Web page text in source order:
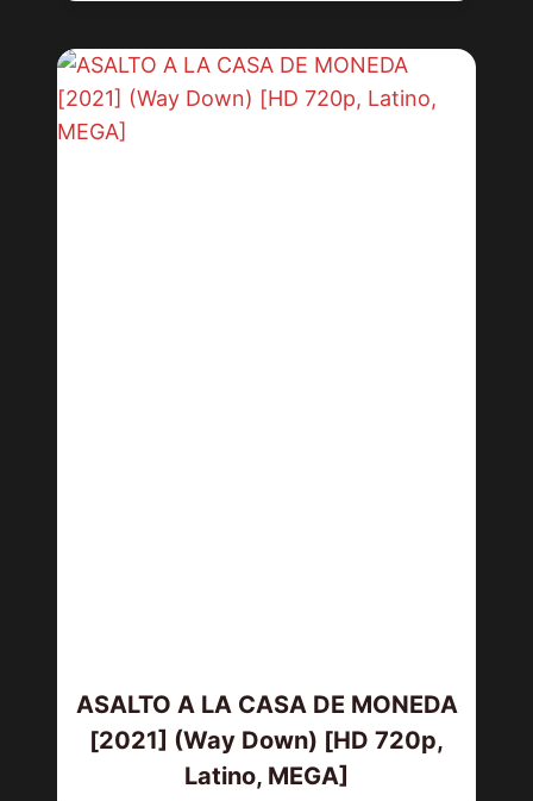
ASALTO A LA CASA DE MONEDA
[2021] (Way Down) [HD 720p,
Latino, MEGA]